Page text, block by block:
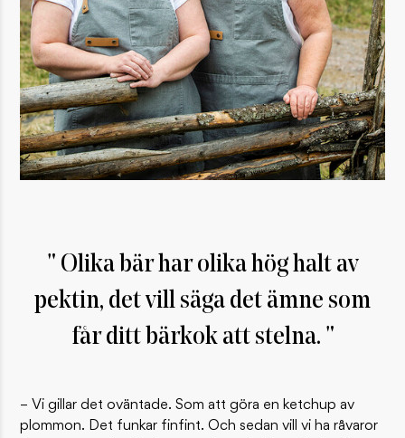
Olika bär har olika hög halt av
pektin, det vill säga det ämne som
får ditt bärkok att stelna.
– Vi gillar det oväntade. Som att göra en ketchup av
plommon. Det funkar finfint. Och sedan vill vi ha råvaror